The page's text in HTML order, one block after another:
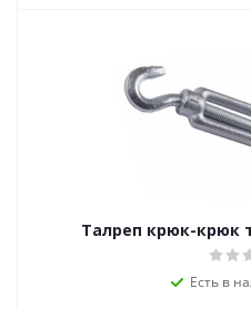
Талреп крюк-крюк
Есть в